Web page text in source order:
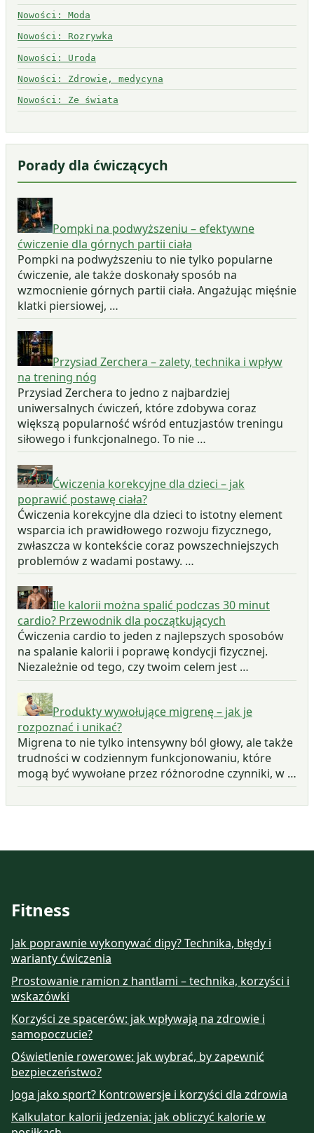
Nowości: Moda
Nowości: Rozrywka
Nowości: Uroda
Nowości: Zdrowie, medycyna
Nowości: Ze świata
Porady dla ćwiczących
Pompki na podwyższeniu – efektywne
ćwiczenie dla górnych partii ciała
Pompki na podwyższeniu to nie tylko popularne
ćwiczenie, ale także doskonały sposób na
wzmocnienie górnych partii ciała. Angażując mięśnie
klatki piersiowej, …
Przysiad Zerchera – zalety, technika i wpływ
na trening nóg
Przysiad Zerchera to jedno z najbardziej
uniwersalnych ćwiczeń, które zdobywa coraz
większą popularność wśród entuzjastów treningu
siłowego i funkcjonalnego. To nie …
Ćwiczenia korekcyjne dla dzieci – jak
poprawić postawę ciała?
Ćwiczenia korekcyjne dla dzieci to istotny element
wsparcia ich prawidłowego rozwoju fizycznego,
zwłaszcza w kontekście coraz powszechniejszych
problemów z wadami postawy. …
Ile kalorii można spalić podczas 30 minut
cardio? Przewodnik dla początkujących
Ćwiczenia cardio to jeden z najlepszych sposobów
na spalanie kalorii i poprawę kondycji fizycznej.
Niezależnie od tego, czy twoim celem jest …
Produkty wywołujące migrenę – jak je
rozpoznać i unikać?
Migrena to nie tylko intensywny ból głowy, ale także
trudności w codziennym funkcjonowaniu, które
mogą być wywołane przez różnorodne czynniki, w …
Fitness
Jak poprawnie wykonywać dipy? Technika, błędy i
warianty ćwiczenia
Prostowanie ramion z hantlami – technika, korzyści i
wskazówki
Korzyści ze spacerów: jak wpływają na zdrowie i
samopoczucie?
Oświetlenie rowerowe: jak wybrać, by zapewnić
bezpieczeństwo?
Joga jako sport? Kontrowersje i korzyści dla zdrowia
Kalkulator kalorii jedzenia: jak obliczyć kalorie w